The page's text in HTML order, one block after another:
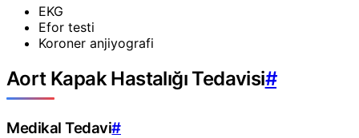
EKG
Efor testi
Koroner anjiyografi
Aort Kapak Hastalığı Tedavisi#
Medikal Tedavi#